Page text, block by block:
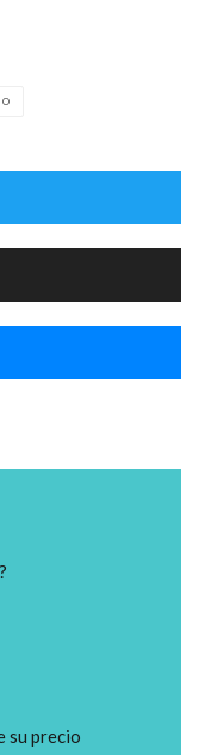
su precio